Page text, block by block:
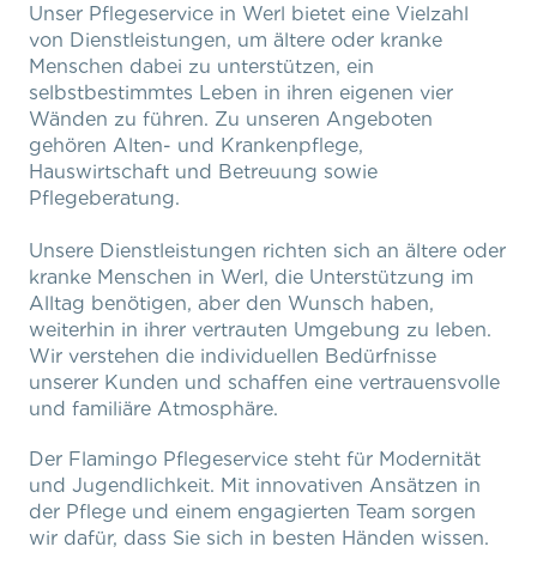
Unser Pflegeservice in Werl bietet eine Vielzahl
von Dienstleistungen, um ältere oder kranke
Menschen dabei zu unterstützen, ein
selbstbestimmtes Leben in ihren eigenen vier
Wänden zu führen. Zu unseren Angeboten
gehören Alten- und Krankenpflege,
Hauswirtschaft und Betreuung sowie
Pflegeberatung.
Unsere Dienstleistungen richten sich an ältere oder
kranke Menschen in Werl, die Unterstützung im
Alltag benötigen, aber den Wunsch haben,
weiterhin in ihrer vertrauten Umgebung zu leben.
Wir verstehen die individuellen Bedürfnisse
unserer Kunden und schaffen eine vertrauensvolle
und familiäre Atmosphäre.
Der Flamingo Pflegeservice steht für Modernität
und Jugendlichkeit. Mit innovativen Ansätzen in
der Pflege und einem engagierten Team sorgen
wir dafür, dass Sie sich in besten Händen wissen.